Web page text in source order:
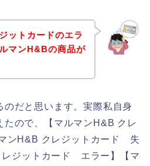
ットカードのエラ
マンH&Bの商品が
のだと思います。実際私自身
たので、【マルマンH&B クレ
ンH&B クレジットカード 失
レジットカード エラー】【マ